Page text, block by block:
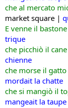
che al mercato
market square |
E venne il bastone
trique
che picchiò il cane
chienne
che morse il gatto
mordait la chatte
che si mangiò il
mangeait la taupe